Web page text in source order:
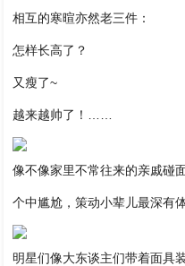
相互的寒暄亦然老三件：
怎样长高了？
又瘦了~
越来越帅了！……
像不像家里不常往来的亲戚碰
个中尴尬，策动小辈儿最深有体
明星们像大东谈主们带着面具